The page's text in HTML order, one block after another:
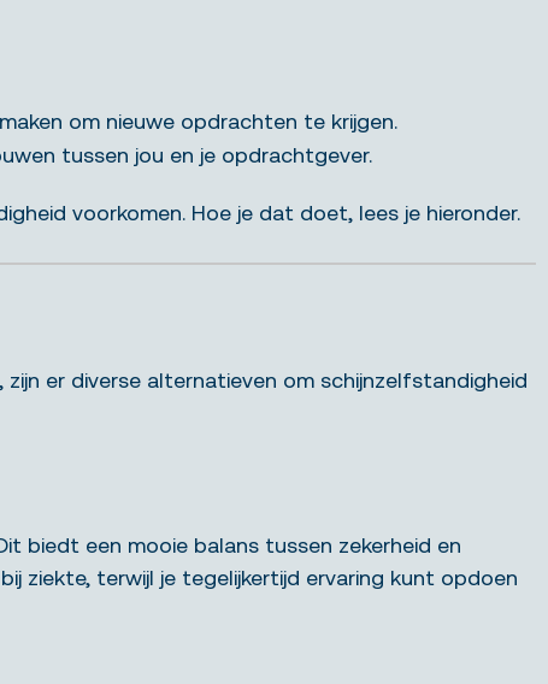
om nieuwe opdrachten te krijgen.
tussen jou en je opdrachtgever.
voorkomen. Hoe je dat doet, lees je hieronder.
er diverse alternatieven om schijnzelfstandigheid
biedt een mooie balans tussen zekerheid en
ziekte, terwijl je tegelijkertijd ervaring kunt opdoen